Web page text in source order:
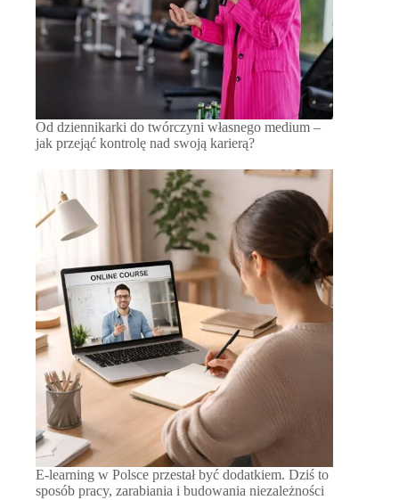
Od dziennikarki do twórczyni własnego medium –
jak przejąć kontrolę nad swoją karierą?
E-learning w Polsce przestał być dodatkiem. Dziś to
sposób pracy, zarabiania i budowania niezależności